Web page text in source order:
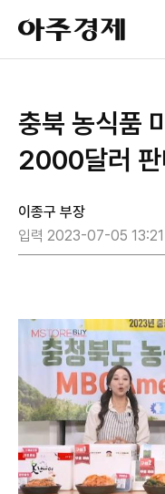
아
주
경
충북 농식품
2000달러 판
이종구 부장
입력 2023-07-05 13:21